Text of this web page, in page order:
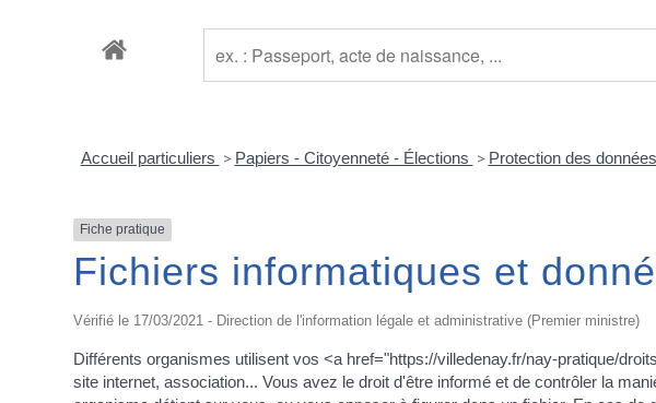
Accueil particuliers > Papiers - Citoyenneté - Élections > Protection des
Fiche pratique
Fichiers informatiques et
Vérifié le 17/03/2021 - Direction de l'information légale et administrative (Premier ministre)
Différents organismes utilisent vos <a href="https://villedenay.fr/nay-pratique/
site internet, association... Vous avez le droit d'être informé et de contrôler la